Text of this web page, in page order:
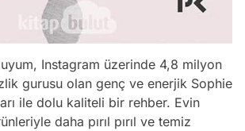
Instagram üzerinde 4,8 milyon
gurusu olan genç ve enerjik Sophie
ile dolu kaliteli bir rehber. Evin
daha pırıl pırıl ve temiz